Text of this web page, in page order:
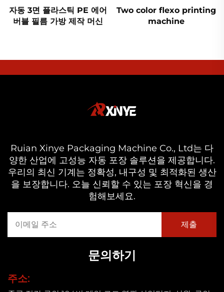
자동 3면 플라스틱 PE 에어
버블 필름 가방 제작 머신
Two color flexo printing
machine
Ruian Xinye Packaging Machine Co., Ltd는 다
양한 산업에 고성능 자동 포장 솔루션을 제공합니다.
우리의 최신 기계는 정확성, 내구성 및 최적화된 생산
을 보장합니다. 오늘 신뢰할 수 있는 포장 혁신을 경
험해보세요.
문의하기
주소: